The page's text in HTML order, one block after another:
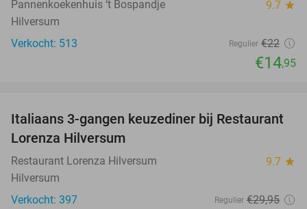
Pannenkoekenhuis ‘t Bospandje 9.7 star
Hilversum
Verkocht: 513
Regulier €22
€14,95
33%
Italiaans 3-gangen keuzediner bij Restaurant
Lorenza Hilversum
Restaurant Lorenza Hilversum 9.7 star
Hilversum
Verkocht: 397
Regulier €29,95